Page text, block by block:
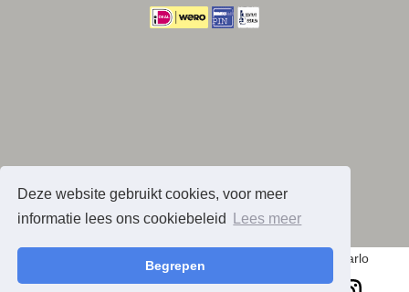
Deze website gebruikt cookies, voor meer
informatie lees ons cookiebeleid
Lees meer
Begrepen
© 2026 - Sharlo
facebookinstagram